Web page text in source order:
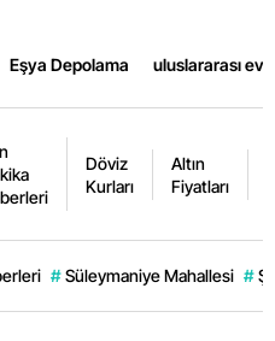
Eşya Depolama uluslararası
Döviz
Kurları
Altın
Fiyatları
# Süleymaniye Mahallesi #